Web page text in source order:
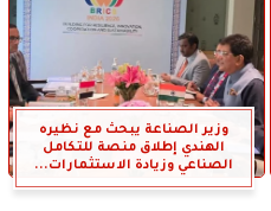
وزير الصناعة يبحث مع نظيره
الهندي إطلاق منصة للتكامل
الصناعي وزيادة الاستثمارات...